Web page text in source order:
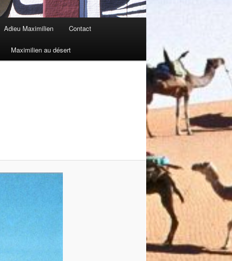
Adieu Maximilien Contact
Maximilien au désert